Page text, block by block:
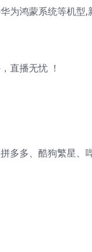
为鸿蒙系统等机型,
直播无忧 ！
多多、酷狗繁星、